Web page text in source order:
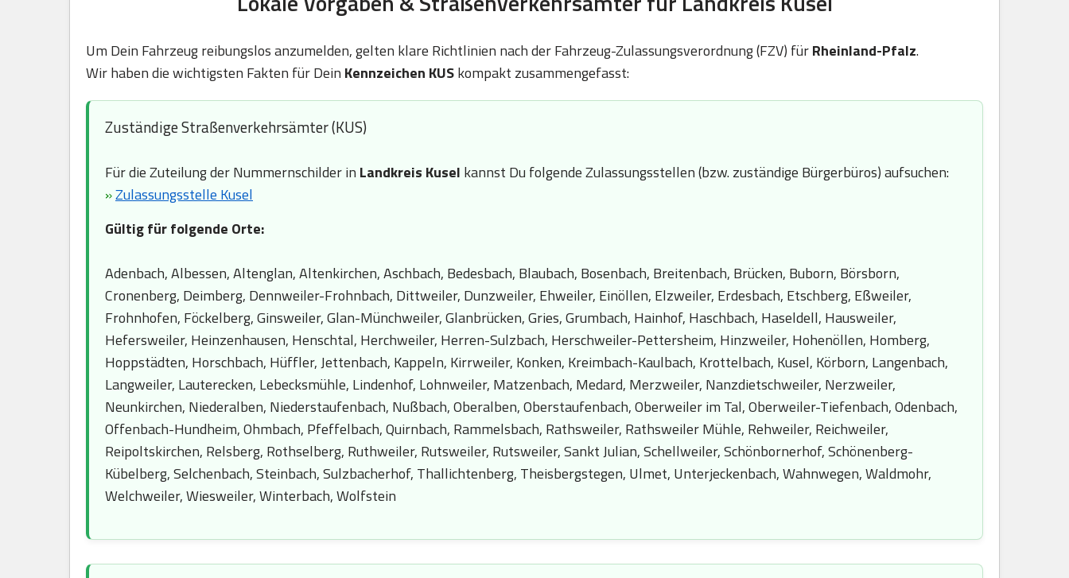
Um Dein Fahrzeug reibungslos anzumelden, gelten klare Richtlinien nach der Fahrzeug-Zulassungsverordnung (FZV) fürRheinland-Pfalz.
Wir haben die wichtigsten Fakten für Dein Kennzeichen KUSkompakt zusammengefasst:
Zuständige Straßenverkehrsämter (KUS)
Für die Zuteilung der Nummernschilder in Landkreis Kusel kannst Du folgende Zulassungsstellen (bzw. zuständige Bürgerbüros) aufsuchen:
»Zulassungsstelle Kusel
Gültig für folgende Orte:
Adenbach, Albessen, Altenglan, Altenkirchen, Aschbach, Bedesbach, Blaubach, Bosenbach, Breitenbach, Brücken, Buborn, Börsborn,
Cronenberg, Deimberg, Dennweiler-Frohnbach, Dittweiler, Dunzweiler, Ehweiler, Einöllen, Elzweiler, Erdesbach, Etschberg, Eßweiler,
Frohnhofen, Föckelberg, Ginsweiler, Glan-Münchweiler, Glanbrücken, Gries, Grumbach, Hainhof, Haschbach, Haseldell, Hausweiler,
Hefersweiler, Heinzenhausen, Henschtal, Herchweiler, Herren-Sulzbach, Herschweiler-Pettersheim, Hinzweiler, Hohenöllen, Homberg,
Hoppstädten, Horschbach, Hüffler, Jettenbach, Kappeln, Kirrweiler, Konken, Kreimbach-Kaulbach, Krottelbach, Kusel, Körborn, Langenbach,
Langweiler, Lauterecken, Lebecksmühle, Lindenhof, Lohnweiler, Matzenbach, Medard, Merzweiler, Nanzdietschweiler, Nerzweiler,
Neunkirchen, Niederalben, Niederstaufenbach, Nußbach, Oberalben, Oberstaufenbach, Oberweiler im Tal, Oberweiler-Tiefenbach, Odenbach,
Offenbach-Hundheim, Ohmbach, Pfeffelbach, Quirnbach, Rammelsbach, Rathsweiler, Rathsweiler Mühle, Rehweiler, Reichweiler,
Reipoltskirchen, Relsberg, Rothselberg, Ruthweiler, Rutsweiler, Rutsweiler, Sankt Julian, Schellweiler, Schönbornerhof, Schönenberg-
Kübelberg, Selchenbach, Steinbach, Sulzbacherhof, Thallichtenberg, Theisbergstegen, Ulmet, Unterjeckenbach, Wahnwegen, Waldmohr,
Welchweiler, Wiesweiler, Winterbach, Wolfstein